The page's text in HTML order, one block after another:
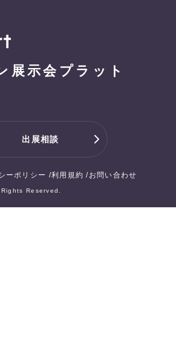
展示会プラット
出展相談
ーポリシー 利用規約 お問い合わせ
Reserved.